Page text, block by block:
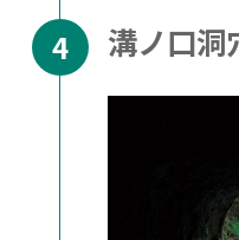
溝ノ口洞